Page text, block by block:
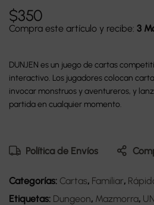
$350
Compra este artículo y recibe: 3
DUNJEN es un juego de cartas
interactivo. Los jugadores colocan
invocar monstruos y aventureros, y
partida en cualquier momento.
Política de Envíos
Categorías: Cartas, Familiar,
Etiquetas: Dungeon, Mazmorra,